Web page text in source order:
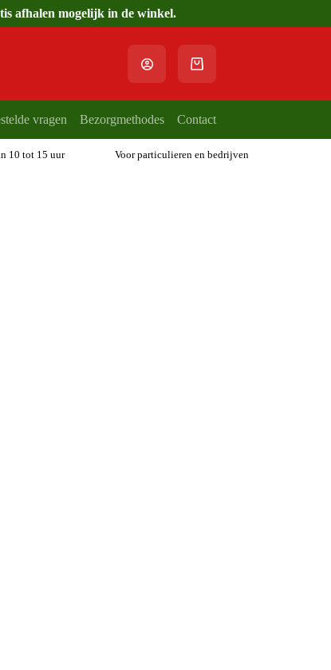
afhalen mogelijk in de winkel.
Winkelwagen
vragen Bezorgmethodes Contact
10 tot 15 uur Voor particulieren en bedrijven